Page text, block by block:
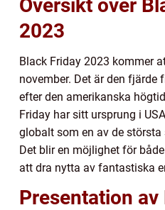
Översikt över
2023
Black Friday 2023 kommer
november. Det är den fjärde
efter den amerikanska
Friday har sitt ursprung i
globalt som en av de
Det blir en möjlighet för
att dra nytta av fantastiska
Presentation av